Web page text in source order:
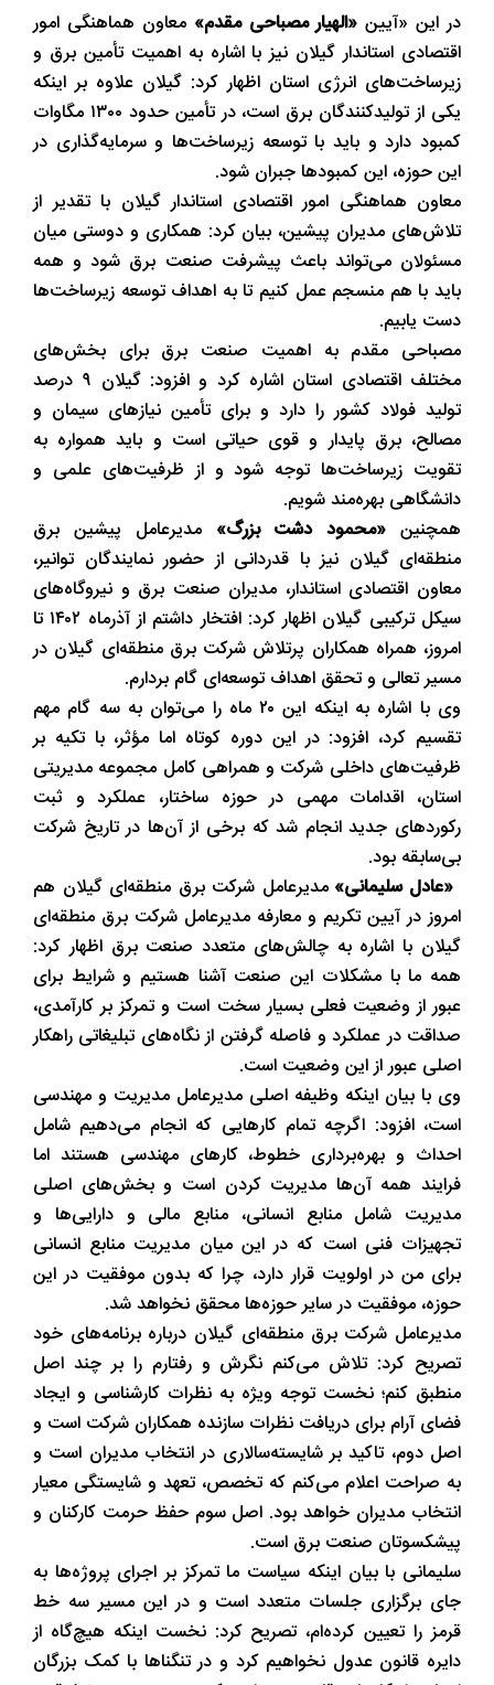
در این «آیین«الهیار مصباحی مقدم» معاون هماهنگی امور
اقتصادی استاندار گیلان نیز با اشاره به اهمیت تأمین برق و
زیرساخت‌های انرژی استان اظهار کرد: گیلان علاوه بر اینکه
یکی از تولیدکنندگان برق است، در تأمین حدود ۱۳۰۰ مگاوات
کمبود دارد و باید با توسعه زیرساخت‌ها و سرمایه‌گذاری در
این حوزه، این کمبودها جبران شود.
معاون هماهنگی امور اقتصادی استاندار گیلان با تقدیر از
تلاش‌های مدیران پیشین، بیان کرد: همکاری و دوستی میان
مسئولان می‌تواند باعث پیشرفت صنعت برق شود و همه
باید با هم منسجم عمل کنیم تا به اهداف توسعه زیرساخت‌ها
دست یابیم.
مصباحی مقدم به اهمیت صنعت برق برای بخش‌های
مختلف اقتصادی استان اشاره کرد و افزود: گیلان ۹ درصد
تولید فولاد کشور را دارد و برای تأمین نیازهای سیمان و
مصالح، برق پایدار و قوی حیاتی است و باید همواره به
تقویت زیرساخت‌ها توجه شود و از ظرفیت‌های علمی و
دانشگاهی بهره‌مند شویم.
همچنین «محمود دشت بزرگ» مدیرعامل پیشین برق
منطقه‌ای گیلان نیز با قدردانی از حضور نمایندگان توانیر،
معاون اقتصادی استاندار، مدیران صنعت برق و نیروگاه‌های
سیکل ترکیبی گیلان اظهار کرد: افتخار داشتم از آذرماه ۱۴۰۲ تا
امروز، همراه همکاران پرتلاش شرکت برق منطقه‌ای گیلان در
مسیر تعالی و تحقق اهداف توسعه‌ای گام بردارم.
وی با اشاره به اینکه این ۲۰ ماه را می‌توان به سه گام مهم
تقسیم کرد، افزود: در این دوره کوتاه اما مؤثر، با تکیه بر
ظرفیت‌های داخلی شرکت و همراهی کامل مجموعه مدیریتی
استان، اقدامات مهمی در حوزه ساختار، عملکرد و ثبت
رکوردهای جدید انجام شد که برخی از آن‌ها در تاریخ شرکت
بی‌سابقه بود.
«عادل سلیمانی» مدیرعامل شرکت برق منطقه‌ای گیلان هم
امروز در آیین تکریم و معارفه مدیرعامل شرکت برق منطقه‌ای
گیلان با اشاره به چالش‌های متعدد صنعت برق اظهار کرد:
همه ما با مشکلات این صنعت آشنا هستیم و شرایط برای
عبور از وضعیت فعلی بسیار سخت است و تمرکز بر کارآمدی،
صداقت در عملکرد و فاصله گرفتن از نگاه‌های تبلیغاتی راهکار
اصلی عبور از این وضعیت است.
وی با بیان اینکه وظیفه اصلی مدیرعامل مدیریت و مهندسی
است، افزود: اگرچه تمام کارهایی که انجام می‌دهیم شامل
احداث و بهره‌برداری خطوط، کارهای مهندسی هستند اما
فرایند همه آن‌ها مدیریت کردن است و بخش‌های اصلی
مدیریت شامل منابع انسانی، منابع مالی و دارایی‌ها و
تجهیزات فنی است که در این میان مدیریت منابع انسانی
برای من در اولویت قرار دارد، چرا که بدون موفقیت در این
حوزه، موفقیت در سایر حوزه‌ها محقق نخواهد شد.
مدیرعامل شرکت برق منطقه‌ای گیلان درباره برنامه‌های خود
تصریح کرد: تلاش می‌کنم نگرش و رفتارم را بر چند اصل
منطبق کنم؛ نخست توجه ویژه به نظرات کارشناسی و ایجاد
فضای آرام برای دریافت نظرات سازنده همکاران شرکت است و
اصل دوم، تاکید بر شایسته‌سالاری در انتخاب مدیران است و
به صراحت اعلام می‌کنم که تخصص، تعهد و شایستگی معیار
انتخاب مدیران خواهد بود. اصل سوم حفظ حرمت کارکنان و
پیشکسوتان صنعت برق است.
سلیمانی با بیان اینکه سیاست ما تمرکز بر اجرای پروژه‌ها به
جای برگزاری جلسات متعدد است و در این مسیر سه خط
قرمز را تعیین کرده‌ام، تصریح کرد: نخست اینکه هیچ‌گاه از
دایره قانون عدول نخواهیم کرد و در تنگناها با کمک بزرگان